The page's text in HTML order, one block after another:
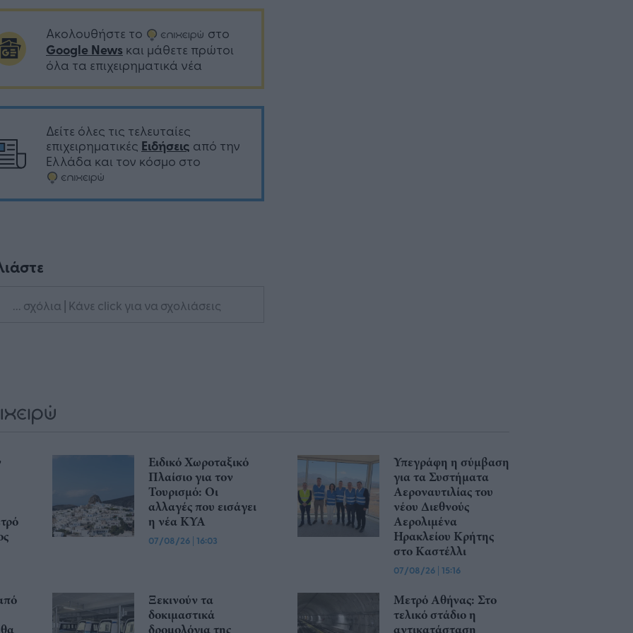
Ακολουθήστε το στο
Google News και μάθετε πρώτοι
όλα τα επιχειρηματικά νέα
Δείτε όλες τις τελευταίες
επιχειρηματικές Ειδήσεις από την
Ελλάδα και τον κόσμο στο
... σχόλια | Κάνε click για να σχολιάσεις
Ειδικό Χωροταξικό
Πλαίσιο για τον
Τουρισμό: Οι
αλλαγές που εισάγει
η νέα ΚΥΑ
07/08/26 | 16:03
Υπεγράφη η σύμβαση
για τα Συστήματα
Αεροναυτιλίας του
νέου Διεθνούς
Αερολιμένα
Ηρακλείου Κρήτης
στο Καστέλλι
07/08/26 | 15:16
Ξεκινούν τα
δοκιμαστικά
δρομολόγια της
Μετρό Αθήνας: Στο
τελικό στάδιο η
αντικατάσταση